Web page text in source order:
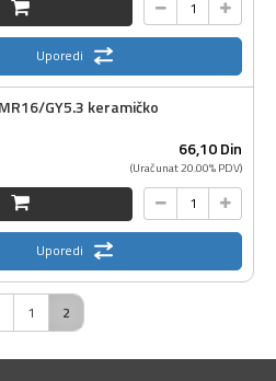
Uporedi
GY5.3 keramičko
66,10Din
(Uračunat 20.00% PDV)
Uporedi
1 2